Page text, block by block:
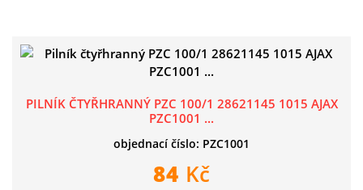
PILNÍK ČTYŘHRANNÝ PZC 100/1 28621145 1015 AJAX
PZC1001 ...
objednací číslo: PZC1001
84 Kč